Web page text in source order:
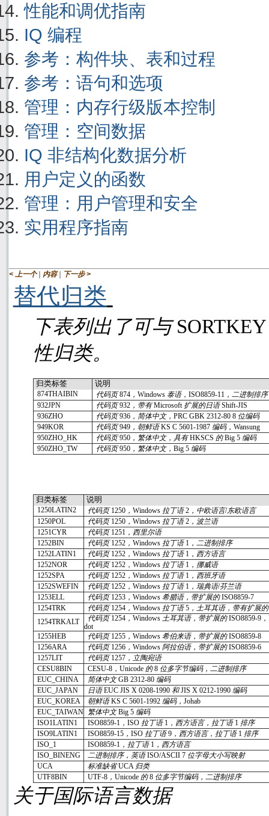
性能和调优指南
IQ 编程
参考：构件块、表和过程
参考：语句和选项
管理：内存行级版本控制
管理：空间数据
IQ 非结构化数据分析
用户定义的函数
管理：用户管理和安全
实用程序指南
< 上一个 | 内容 | 下一步 >
替代归类
下表列出了可与
性归类。
归类标签 说明
874THAIBIN 代码页874， Windows 泰语， ISO8859-11 ，二进制排序
932JPN
代码页932，带有Microsoft 扩展的日语Shift-JIS
936ZHO
代码页936，简体中文， PRC GBK 2312-80 8 位编码
949KOR
代码页949，朝鲜语KS C 5601-1987 编码， Wansung
950ZHO_HK
代码页950，繁体中文，具有HKSCS 的Big 5 编码
950ZHO_TW
代码页950，繁体中文， Big 5 编码
归类标签 说明
1250LATIN2 代码页1250， Windows 拉丁语2，中欧语言/东欧语言
1250POL
代码页1250， Windows 拉丁语2，波兰语
1251CYR
代码页1251 ，西里尔语
1252BIN
代码页1252， Windows 拉丁语 1 ，二进制排序
1252LATIN1
代码页1252， Windows 拉丁语 1 ，西方语言
1252NOR
代码页1252， Windows 拉丁语 1 ，挪威语
1252SPA
代码页1252， Windows 拉丁语 1 ，西班牙语
1252SWEFIN
代码页1252， Windows 拉丁语 1 ，瑞典语/芬兰语
1253ELL
代码页1253， Windows 希腊语，带扩展的ISO8859-7
1254TRK
代码页1254， Windows 拉丁语5，土耳其语，带有扩展
1254TRKALT
代码页1254， Windows 土耳其语，带扩展的ISO8859-9，
dot
1255HEB
代码页1255， Windows 希伯来语，带扩展的ISO8859-8
1256ARA
代码页1256， Windows 阿拉伯语，带扩展的ISO8859-6
1257LIT
代码页1257，立陶宛语
CESU8BIN
CESU-8， Unicode 的8 位多字节编码，二进制排序
EUC_CHINA
简体中文GB 2312-80 编码
EUC_JAPAN
日语EUC JIS X 0208-1990 和JIS X 0212-1990 编码
EUC_KOREA
朝鲜语KS C 5601-1992 编码， Johab
EUC_TAIWAN
繁体中文Big 5 编码
ISO1LATIN1
ISO8859-1 ， ISO 拉丁语 1 ，西方语言，拉丁语 1 排序
ISO9LATIN1
ISO8859-15， ISO 拉丁语9，西方语言，拉丁语 1 排序
ISO_1
ISO8859-1 ，拉丁语 1 ，西方语言
ISO_BINENG
二进制排序，英语ISO/ASCII 7 位字母大小写映射
UCA
标准缺省UCA 归类
UTF8BIN
UTF-8， Unicode 的8 位多字节编码，二进制排序
关于国际语言数据